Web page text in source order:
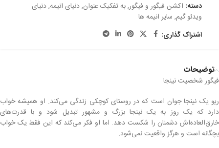
دسته: اکشن فیگور و فیگور,به تفکیک عنوان,دنیای انیمه,دنیای
ویدئو گیم, سایر انیمه ها
اشتراک گذاری:
توضیحات
فیگور شخصیت نینجا
ریو یک نینجا جوان است که در روستای کوچکی زندگی می‌کند. او همیشه خواب
دارد که یک روز به یک نینجا بزرگ و مشهور تبدیل شود و با قدرت‌های
خارق‌العاده‌اش دشمنان را شکست دهد. اما او فکر می‌کند که این فقط یک خواب
بچگانه است و هرگز واقعیت نمی‌شود.